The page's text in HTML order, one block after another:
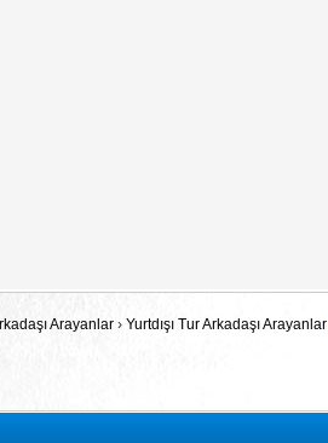
Arayanlar›Yurtdışı Tur Arkadaşı Arayanlar